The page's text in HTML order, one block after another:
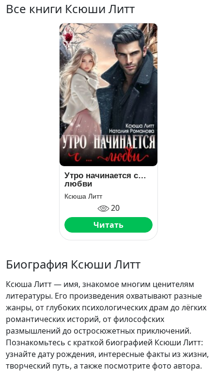
Все книги Ксюши Литт
Утро начинается с…
любви
Ксюша Литт
20
Читать
Биография Ксюши Литт
Ксюша Литт — имя, знакомое многим ценителям
литературы. Его произведения охватывают разные
жанры, от глубоких психологических драм до лёгких
романтических историй, от философских
размышлений до остросюжетных приключений.
Познакомьтесь с краткой биографией Ксюши Литт:
узнайте дату рождения, интересные факты из жизни,
творческий путь, а также посмотрите фото автора.